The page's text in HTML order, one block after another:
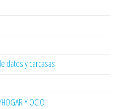
datos y carcasas
Y OCIO